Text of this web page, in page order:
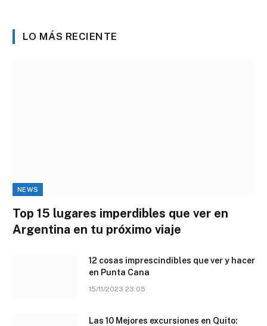
LO MÁS RECIENTE
NEWS
Top 15 lugares imperdibles que ver en
Argentina en tu próximo viaje
12 cosas imprescindibles que ver y hacer
en Punta Cana
15/11/2023 23:05
Las 10 Mejores excursiones en Quito: